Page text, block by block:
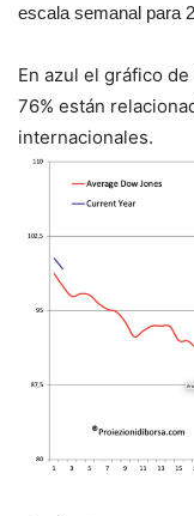
escala semanal para
En azul el gráfico
76% están
internacionales.